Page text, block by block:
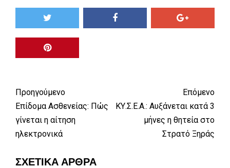
Προηγούμενο
Επίδομα Ασθενείας: Πώς
γίνεται η αίτηση
ηλεκτρονικά
Επόμενο
ΚΥ.Σ.Ε.Α.: Αυξάνεται κατά 3
μήνες η θητεία στο
Στρατό Ξηράς
ΣΧΕΤΙΚΆ ΆΡΘΡΑ